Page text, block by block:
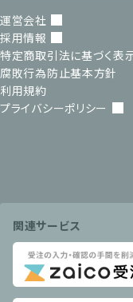
運営会社
採用情報
特定商取引法に基づく表
腐敗行為防止基本方針
利用規約
プライバシーポリシー
関連サービス